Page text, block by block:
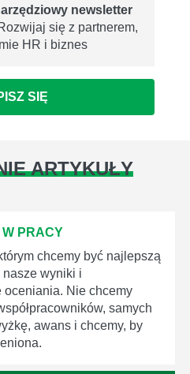
newsletter
się z partnerem,
HR i biznes
SIĘ
ARTYKUŁY
PRACY
chcemy być najlepszą
wyniki i
oceniania. Nie chcemy
samych
awans i chcemy, by